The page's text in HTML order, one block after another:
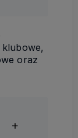
oraz